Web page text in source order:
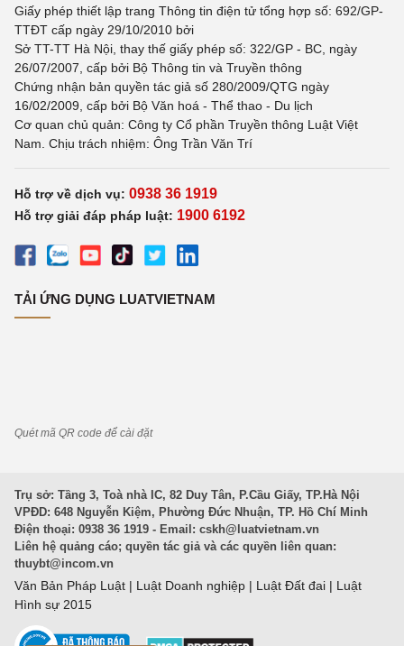
Giấy phép thiết lập trang Thông tin điện tử tổng hợp số: 692/GP-
TTĐT cấp ngày 29/10/2010 bởi
Sở TT-TT Hà Nội, thay thế giấy phép số: 322/GP - BC, ngày
26/07/2007, cấp bởi Bộ Thông tin và Truyền thông
Chứng nhận bản quyền tác giả số 280/2009/QTG ngày
16/02/2009, cấp bởi Bộ Văn hoá - Thể thao - Du lịch
Cơ quan chủ quản: Công ty Cổ phần Truyền thông Luật Việt
Nam. Chịu trách nhiệm: Ông Trần Văn Trí
Hỗ trợ về dịch vụ: 0938 36 1919
Hỗ trợ giải đáp pháp luật: 1900 6192
TẢI ỨNG DỤNG LUATVIETNAM
Quét mã QR code để cài đặt
Trụ sở: Tầng 3, Toà nhà IC, 82 Duy Tân, P.Cầu Giấy, TP.Hà Nội
VPĐD: 648 Nguyễn Kiệm, Phường Đức Nhuận, TP. Hồ Chí Minh
Điện thoại: 0938 36 1919 - Email: cskh@luatvietnam.vn
Liên hệ quảng cáo; quyền tác giả và các quyền liên quan:
thuybt@incom.vn
Văn Bản Pháp Luật | Luật Doanh nghiệp | Luật Đất đai | Luật
Hình sự 2015